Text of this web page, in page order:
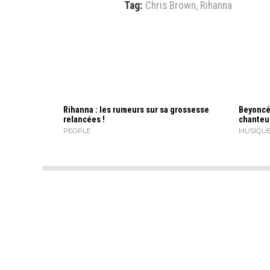
Tag: Chris Brown, Rihanna
Rihanna : les rumeurs sur sa grossesse
relancées !
PEOPLE